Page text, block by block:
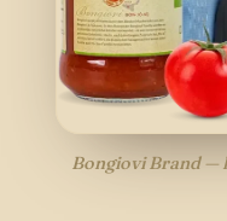
Bongiovi Brand —